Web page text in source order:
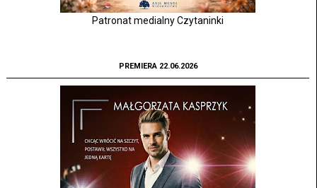
Patronat medialny Czytaninki
PREMIERA 22.06.2026